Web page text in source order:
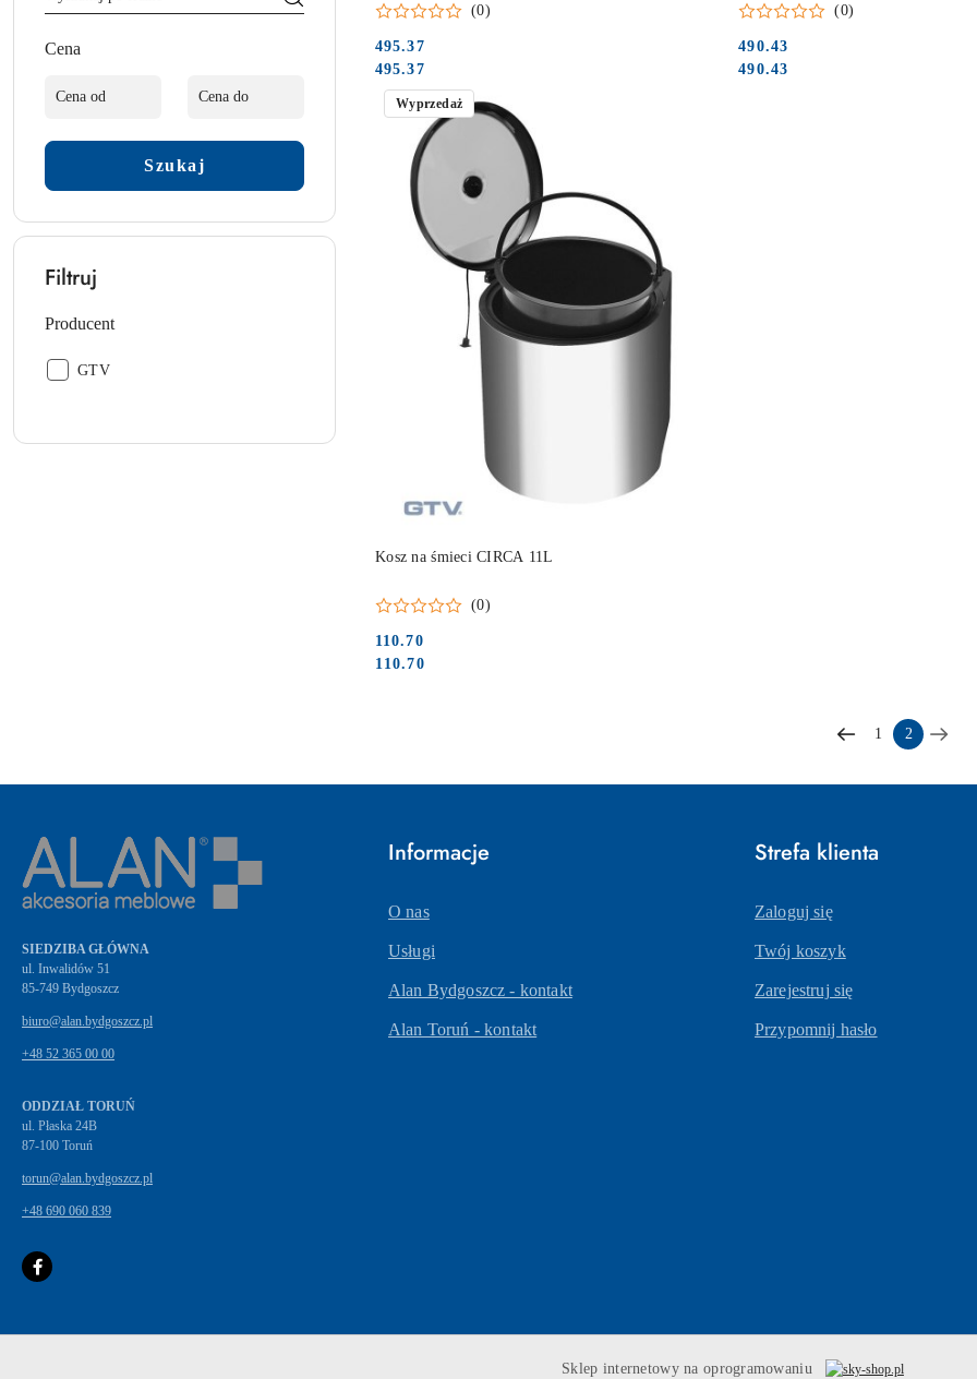
Cena
Szukaj
Filtruj
Producent
Producent:
GTV
(0)
Cena:
495.37
Cena:
495.37
(0)
Cena:
490.43
Cena:
490.43
Kosz na śmieci CIRCA 11L
(0)
Cena:
110.70
Cena:
110.70
Wyprzedaż
1 2
SIEDZIBA GŁÓWNA
ul. Inwalidów 51
biuro@alan.bydgoszcz.pl
+48 52 365 00 00
ODDZIAŁ TORUŃ
ul. Płaska 24B
87-100 Toruń
torun@alan.bydgoszcz.pl
+48 690 060 839
Informacje
O nas
Usługi
Alan Bydgoszcz - kontakt
Alan Toruń - kontakt
Strefa klienta
Zaloguj się
Twój koszyk
Zarejestruj się
Przypomnij hasło
Sklep internetowy na oprogramowaniu